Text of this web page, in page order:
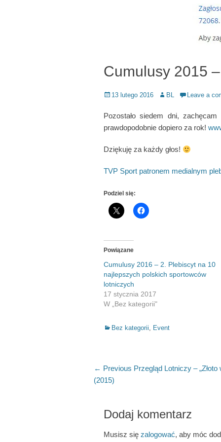
Cumulusy 2015
Posted
13 lutego 2016 Author
BL Leave a
Pozostało siedem dni,
prawdopodobnie dopiero za rok!
Dziękuję za każdy głos!
TVP Sport patronem medialnym
Podziel się:
Powiązane
Cumulusy 2016 – 2. Plebiscyt na 10
najlepszych polskich sportowców
lotniczych
17 stycznia 2017
W „Bez kategorii"
Categories
Bez kategorii, Event
Nawigacja
wpisu
← Previous Previous
Przegląd Lotniczy –
(2015)
Dodaj komentarz
Musisz się zalogować, aby móc